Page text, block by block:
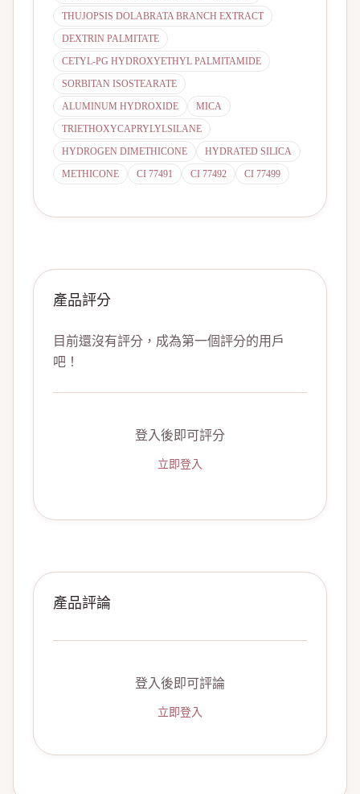
THUJOPSIS DOLABRATA BRANCH EXTRACT
DEXTRIN PALMITATE
CETYL-PG HYDROXYETHYL PALMITAMIDE
SORBITAN ISOSTEARATE
ALUMINUM HYDROXIDE
MICA
TRIETHOXYCAPRYLYLSILANE
HYDROGEN DIMETHICONE
HYDRATED SILICA
METHICONE
CI 77491 CI 77492 CI 77499
產品評分
目前還沒有評分，成為第一個評分的用戶
吧！
登入後即可評分
立即登入
產品評論
登入後即可評論
立即登入